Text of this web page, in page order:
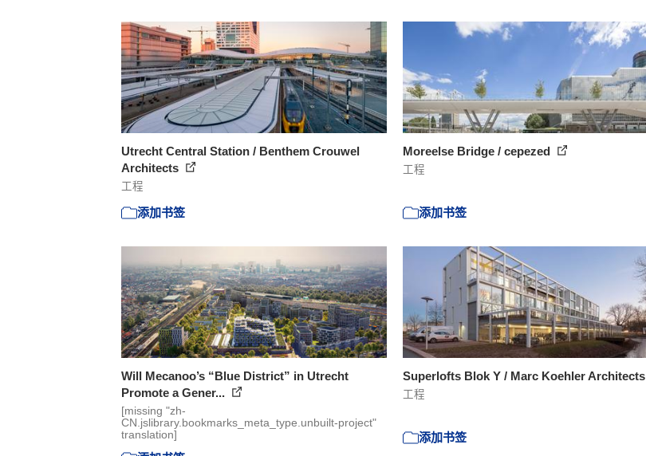
Utrecht Central Station / Benthem Crouwel
Architects
工程
添加书签
Moreelse Bridge / cepezed
工程
添加书签
Will Mecanoo’s “Blue District” in Utrecht
Promote a Gener...
[missing "zh-
CN.jslibrary.bookmarks_meta_type.unbuilt-project"
translation]
Superlofts Blok Y / Marc Koehler Architects
工程
添加书签